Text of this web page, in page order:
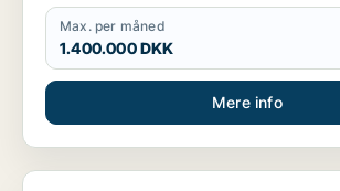
Max. per måned
1.400.000 DKK
Mere info